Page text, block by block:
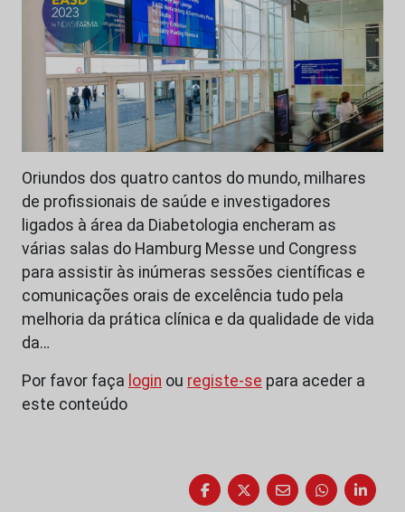
Oriundos dos quatro cantos do mundo, milhares
de profissionais de saúde e investigadores
ligados à área da Diabetologia encheram as
várias salas do Hamburg Messe und Congress
para assistir às inúmeras sessões científicas e
comunicações orais de excelência tudo pela
melhoria da prática clínica e da qualidade de vida
da…
Por favor faça login ou registe-se para aceder a
este conteúdo